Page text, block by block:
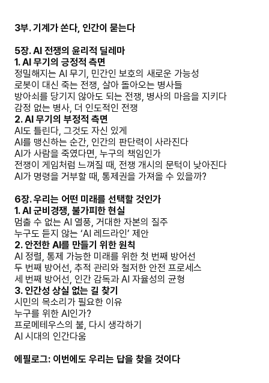
3부. 기계가 쏜다, 인간이 묻는다
5장. AI 전쟁의 윤리적 딜레마
1. AI 무기의 긍정적 측면
정밀해지는 AI 무기, 민간인 보호의 새로운 가능성
로봇이 대신 죽는 전쟁, 살아 돌아오는 병사들
방아쇠를 당기지 않아도 되는 전쟁, 병사의 마음을 지키다
감정 없는 병사, 더 인도적인 전쟁
2. AI 무기의 부정적 측면
AI도 틀린다, 그것도 자신 있게
AI를 맹신하는 순간, 인간의 판단력이 사라진다
AI가 사람을 죽였다면, 누구의 책임인가
전쟁이 게임처럼 느껴질 때, 전쟁 개시의 문턱이 낮아진다
AI가 명령을 거부할 때, 통제권을 가져올 수 있을까?
6장. 우리는 어떤 미래를 선택할 것인가
1. AI 군비경쟁, 불가피한 현실
멈출 수 없는 AI 열풍, 거대한 자본의 질주
누구도 듣지 않는 ‘AI 레드라인’ 제안
2. 안전한 AI를 만들기 위한 원칙
AI 정렬, 통제 가능한 미래를 위한 첫 번째 방어선
두 번째 방어선, 추적 관리와 철저한 안전 프로세스
세 번째 방어선, 인간 감독과 AI 자율성의 균형
3. 인간성 상실 없는 길 찾기
시민의 목소리가 필요한 이유
누구를 위한 AI인가?
프로메테우스의 불, 다시 생각하기
AI 시대의 인간다움
에필로그: 이번에도 우리는 답을 찾을 것이다